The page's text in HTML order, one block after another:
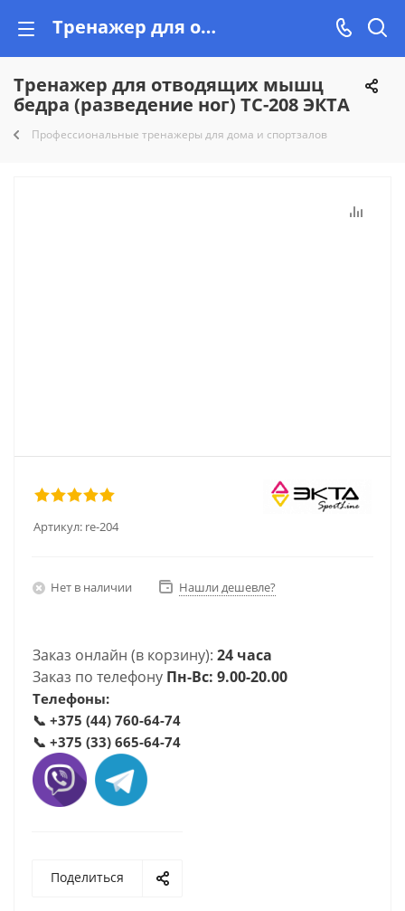
Тренажер для отводящих мышц бедра (разведение ног) ТС-208 ЭКТА купить недорого на Vishop.by, рассрочка!
Тренажер для отводящих мышц
бедра (разведение ног) ТС-208 ЭКТА
Профессиональные тренажеры для дома и спортзалов
Артикул: re-204
Нет в наличии Нашли дешевле?
Заказ онлайн (в корзину): 24 часа
Заказ по телефону Пн-Вс: 9.00-20.00
Телефоны:
📞 +375 (44) 760-64-74
📞 +375 (33) 665-64-74
Поделиться